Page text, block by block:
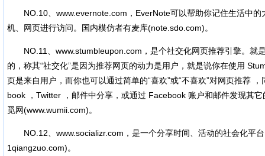
NO.10、www.evernote.com，EverNote可以帮助你记住生活中的
机、网页进行访问。国内模仿者有麦库(note.sdo.com)。
NO.11、www.stumbleupon.com，是个社交化网页推荐引擎。就
的，称其“社交化”是因为推荐网页的动力是用户，就是说你在使用
页是来自用户，而你也可以通过简单的“喜欢”或“不喜欢”对网页推荐
book ，Twitter ，邮件中分享，或通过 Facebook 账户和邮件发现其
觅网(www.wumii.com)。
NO.12、www.socializr.com，是一个分享时间、活动的社会化平台
1qiangzuo.com)。